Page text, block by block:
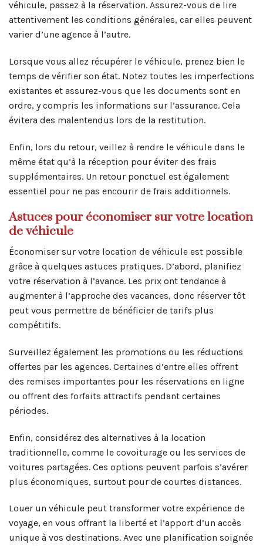
véhicule, passez à la réservation. Assurez-vous de lire
attentivement les conditions générales, car elles peuvent
varier d’une agence à l’autre.
Lorsque vous allez récupérer le véhicule, prenez bien le
temps de vérifier son état. Notez toutes les imperfections
existantes et assurez-vous que les documents sont en
ordre, y compris les informations sur l’assurance. Cela
évitera des malentendus lors de la restitution.
Enfin, lors du retour, veillez à rendre le véhicule dans le
même état qu’à la réception pour éviter des frais
supplémentaires. Un retour ponctuel est également
essentiel pour ne pas encourir de frais additionnels.
Astuces pour économiser sur votre location
de véhicule
Économiser sur votre location de véhicule est possible
grâce à quelques astuces pratiques. D’abord, planifiez
votre réservation à l’avance. Les prix ont tendance à
augmenter à l’approche des vacances, donc réserver tôt
peut vous permettre de bénéficier de tarifs plus
compétitifs.
Surveillez également les promotions ou les réductions
offertes par les agences. Certaines d’entre elles offrent
des remises importantes pour les réservations en ligne
ou offrent des forfaits attractifs pendant certaines
périodes.
Enfin, considérez des alternatives à la location
traditionnelle, comme le covoiturage ou les services de
voitures partagées. Ces options peuvent parfois s’avérer
plus économiques, surtout pour de courtes distances.
Louer un véhicule peut transformer votre expérience de
voyage, en vous offrant la liberté et l’apport d’un accès
unique à vos destinations. Avec une planification soignée